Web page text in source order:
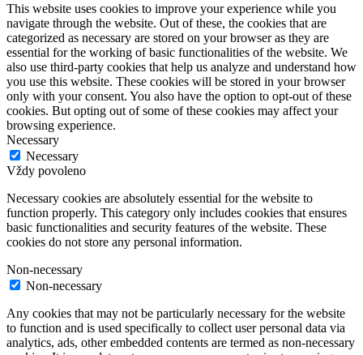
This website uses cookies to improve your experience while you
navigate through the website. Out of these, the cookies that are
categorized as necessary are stored on your browser as they are
essential for the working of basic functionalities of the website. We
also use third-party cookies that help us analyze and understand how
you use this website. These cookies will be stored in your browser
only with your consent. You also have the option to opt-out of these
cookies. But opting out of some of these cookies may affect your
browsing experience.
Necessary
Necessary
Vždy povoleno
Necessary cookies are absolutely essential for the website to
function properly. This category only includes cookies that ensures
basic functionalities and security features of the website. These
cookies do not store any personal information.
Non-necessary
Non-necessary
Any cookies that may not be particularly necessary for the website
to function and is used specifically to collect user personal data via
analytics, ads, other embedded contents are termed as non-necessary